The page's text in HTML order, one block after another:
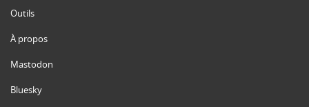
Outils
À propos
Mastodon
Bluesky